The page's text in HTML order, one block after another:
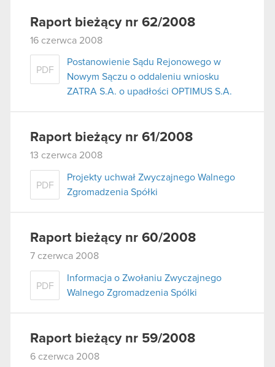
Raport bieżący nr 62/2008
16 czerwca 2008
PDF
Postanowienie Sądu Rejonowego w
Nowym Sączu o oddaleniu wniosku
ZATRA S.A. o upadłości OPTIMUS S.A.
Raport bieżący nr 61/2008
13 czerwca 2008
PDF
Projekty uchwał Zwyczajnego Walnego
Zgromadzenia Spółki
Raport bieżący nr 60/2008
7 czerwca 2008
PDF
Informacja o Zwołaniu Zwyczajnego
Walnego Zgromadzenia Spólki
Raport bieżący nr 59/2008
6 czerwca 2008